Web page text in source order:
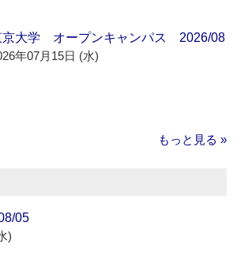
京大学 オープンキャンパス 2026/08
年07月15日 (水)
もっと見る »
05
)